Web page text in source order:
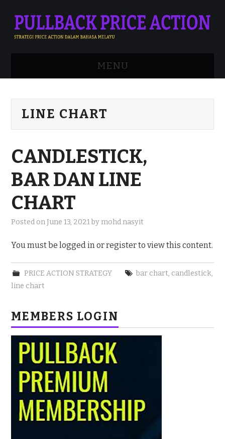
MENU
ADVANCED STRATEGY
LOGIN
LINE CHART
CANDLESTICK,
BAR DAN LINE
CHART
Posted onJune 13, 2021bymohd nasyit
You must be logged in or register to view this content.
PRICE ACTION STRATEGY bar chart, candlestick,
line chart
MEMBERS LOGIN